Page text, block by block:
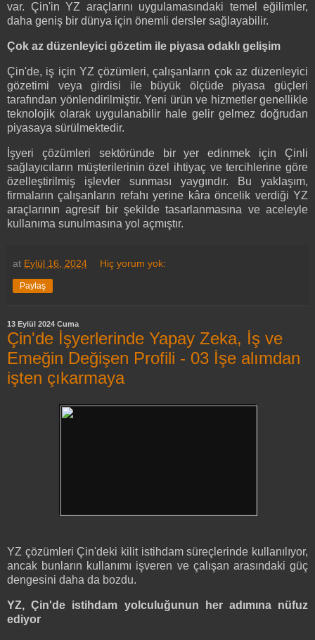
var. Çin'in YZ araçlarını uygulamasındaki temel eğilimler,
daha geniş bir dünya için önemli dersler sağlayabilir.
Çok az düzenleyici gözetim ile piyasa odaklı gelişim
Çin'de, iş için YZ çözümleri, çalışanların çok az düzenleyici
gözetimi veya girdisi ile büyük ölçüde piyasa güçleri
tarafından yönlendirilmiştir. Yeni ürün ve hizmetler genellikle
teknolojik olarak uygulanabilir hale gelir gelmez doğrudan
piyasaya sürülmektedir.
İşyeri çözümleri sektöründe bir yer edinmek için Çinli
sağlayıcıların müşterilerinin özel ihtiyaç ve tercihlerine göre
özelleştirilmiş işlevler sunması yaygındır. Bu yaklaşım,
firmaların çalışanların refahı yerine kâra öncelik verdiği YZ
araçlarının agresif bir şekilde tasarlanmasına ve aceleyle
kullanıma sunulmasına yol açmıştır.
at Eylül 16, 2024 Hiç yorum yok:
Paylaş
13 Eylül 2024 Cuma
Çin'de İşyerlerinde Yapay Zeka, İş ve
Emeğin Değişen Profili - 03 İşe alımdan
işten çıkarmaya
YZ çözümleri Çin'deki kilit istihdam süreçlerinde kullanılıyor,
ancak bunların kullanımı işveren ve çalışan arasındaki güç
dengesini daha da bozdu.
YZ, Çin'de istihdam yolculuğunun her adımına nüfuz
ediyor